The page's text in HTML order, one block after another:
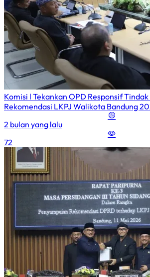
Komisi l Tekankan OPD Responsif
Rekomendasi LKPJ Walikota Bandung
2 bulan yang lalu
72